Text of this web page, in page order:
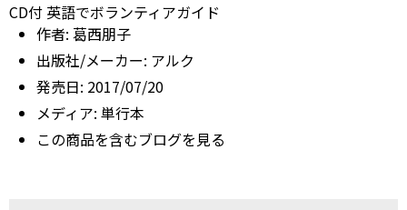
CD付 英語でボランティアガイド
作者: 葛西朋子
出版社/メーカー: アルク
発売日: 2017/07/20
メディア: 単行本
この商品を含むブログを見る